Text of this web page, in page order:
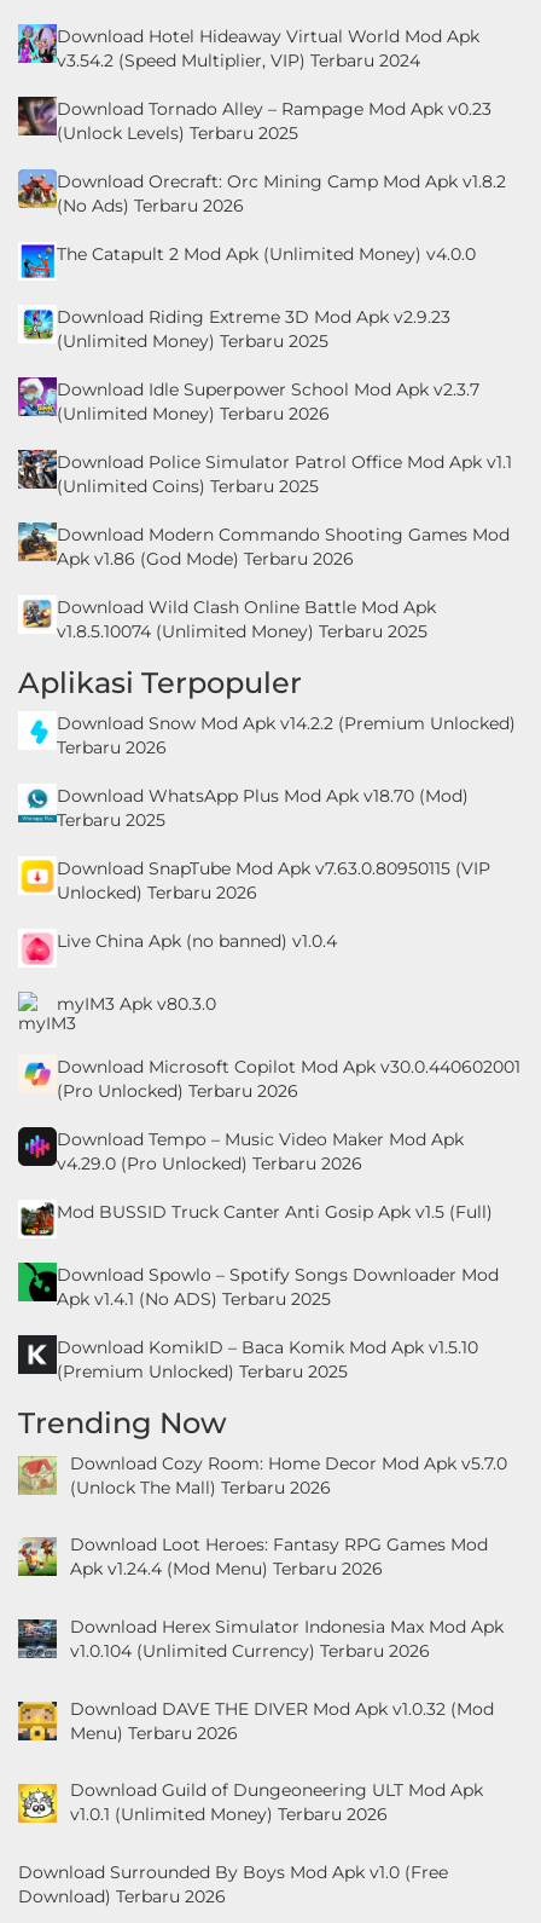
Download Hotel Hideaway Virtual World Mod Apk
v3.54.2 (Speed Multiplier, VIP) Terbaru 2024
Download Tornado Alley – Rampage Mod Apk v0.23
(Unlock Levels) Terbaru 2025
Download Orecraft: Orc Mining Camp Mod Apk v1.8.2
(No Ads) Terbaru 2026
The Catapult 2 Mod Apk (Unlimited Money) v4.0.0
Download Riding Extreme 3D Mod Apk v2.9.23
(Unlimited Money) Terbaru 2025
Download Idle Superpower School Mod Apk v2.3.7
(Unlimited Money) Terbaru 2026
Download Police Simulator Patrol Office Mod Apk v1.1
(Unlimited Coins) Terbaru 2025
Download Modern Commando Shooting Games Mod
Apk v1.86 (God Mode) Terbaru 2026
Download Wild Clash Online Battle Mod Apk
v1.8.5.10074 (Unlimited Money) Terbaru 2025
Aplikasi Terpopuler
Download Snow Mod Apk v14.2.2 (Premium Unlocked)
Terbaru 2026
Download WhatsApp Plus Mod Apk v18.70 (Mod)
Terbaru 2025
Download SnapTube Mod Apk v7.63.0.80950115 (VIP
Unlocked) Terbaru 2026
Live China Apk (no banned) v1.0.4
myIM3 Apk v80.3.0
Download ​​Microsoft Copilot Mod Apk v30.0.440602001
(Pro Unlocked) Terbaru 2026
Download Tempo – Music Video Maker Mod Apk
v4.29.0 (Pro Unlocked) Terbaru 2026
Mod BUSSID Truck Canter Anti Gosip Apk v1.5 (Full)
Download Spowlo – Spotify Songs Downloader Mod
Apk v1.4.1 (No ADS) Terbaru 2025
Download KomikID – Baca Komik Mod Apk v1.5.10
(Premium Unlocked) Terbaru 2025
Trending Now
Download Cozy Room: Home Decor Mod Apk v5.7.0
(Unlock The Mall) Terbaru 2026
Download Loot Heroes: Fantasy RPG Games Mod
Apk v1.24.4 (Mod Menu) Terbaru 2026
Download Herex Simulator Indonesia Max Mod Apk
v1.0.104 (Unlimited Currency) Terbaru 2026
Download DAVE THE DIVER Mod Apk v1.0.32 (Mod
Menu) Terbaru 2026
Download Guild of Dungeoneering ULT Mod Apk
v1.0.1 (Unlimited Money) Terbaru 2026
Download Surrounded By Boys Mod Apk v1.0 (Free
Download) Terbaru 2026